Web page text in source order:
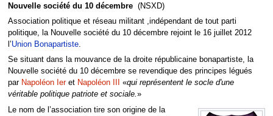
Aller
à
navigation
Aller
à
recherche
Nouvelle société du 10 décembre (NSXD)
Association politique et réseau militant ,indépendant de tout parti
politique, la Nouvelle société du 10 décembre rejoint le 16 juillet 2012
l’Union Bonapartiste.
Se situant dans la mouvance de la droite républicaine bonapartiste, la
Nouvelle société du 10 décembre se revendique des principes légués
par Napoléon Ieret Napoléon III «qui représentent le socle d'une
véritable politique patriote et sociale.»
Le nom de l’association tire son origine de la